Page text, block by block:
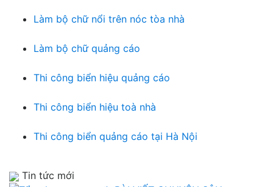
Làm bộ chữ nổi trên nóc tòa nhà
Làm bộ chữ quảng cáo
Thi công biển hiệu quảng cáo
Thi công biển hiệu toà nhà
Thi công biển quảng cáo tại Hà Nội
Tin tức mới